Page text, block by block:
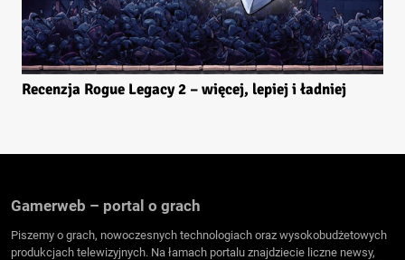
Recenzja Rogue Legacy 2 – więcej, lepiej i ładniej
Gamerweb – portal o grach
Piszemy o grach, nowoczesnych technologiach oraz wysokobudżetowych
produkcjach telewizyjnych. Na łamach portalu znajdziecie liczne newsy,